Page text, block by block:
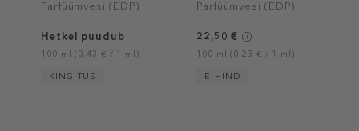
Parfüümvesi (EDP)
Hetkel puudub
100 ml (0,43 € / 1 ml)
KINGITUS
Parfüümvesi (EDP)
22,50 €
100 ml (0,23 € / 1 ml)
E-HIND